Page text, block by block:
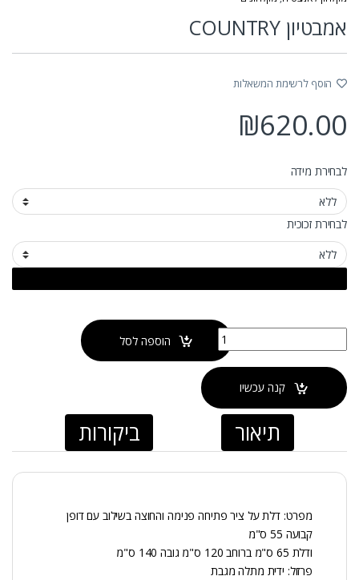
אמבטיון COUNTRY
הוסף לרשימת המשאלות
₪620.00
לבחירת מידה
לבחירת זכוכית
כמות של אמבטיון COUNTRY הוספה לסל
קנה עכשיו
תיאור ביקורות
מפרט: דלת על ציר פתיחה פנימה והחוצה בשילוב עם דופן
קבועה 55 ס"מ
ודלת 65 ס"מ ברוחב 120 ס"מ גובה 140 ס"מ
פרזול: ידית מתלה מגבת